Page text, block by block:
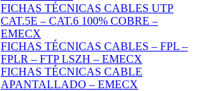
FICHAS TÉCNICAS CABLES UTP
CAT.5E – CAT.6 100% COBRE –
EMECX
FICHAS TÉCNICAS CABLES – FPL –
FPLR – FTP LSZH – EMECX
FICHAS TÉCNICAS CABLE
APANTALLADO – EMECX